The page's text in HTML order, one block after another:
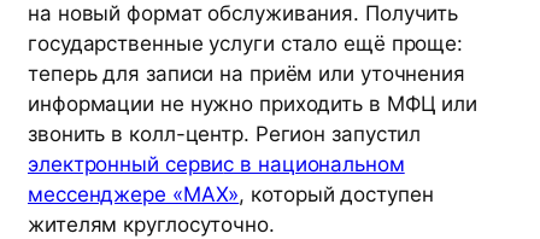
на новый формат обслуживания. Получить
государственные услуги стало ещё проще:
теперь для записи на приём или уточнения
информации не нужно приходить в МФЦ или
звонить в колл-центр. Регион запустил
электронный сервис в национальном
мессенджере «МАХ», который доступен
жителям круглосуточно.